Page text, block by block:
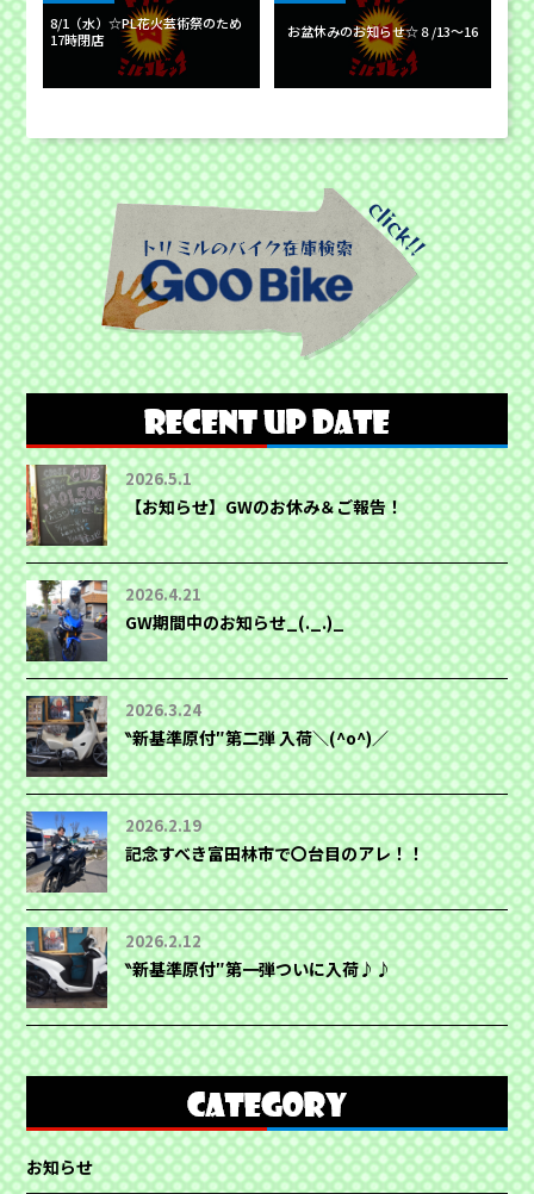
8/1（水）☆PL花火芸術祭のため
17時閉店
お盆休みのお知らせ☆８/13〜16
2026.5.1
【お知らせ】GWのお休み＆ご報告！
2026.4.21
GW期間中のお知らせ_(._.)_
2026.3.24
‶新基準原付″第二弾 入荷＼(^o^)／
2026.2.19
記念すべき富田林市で〇台目のアレ！！
2026.2.12
‶新基準原付″第一弾ついに入荷♪♪
お知らせ